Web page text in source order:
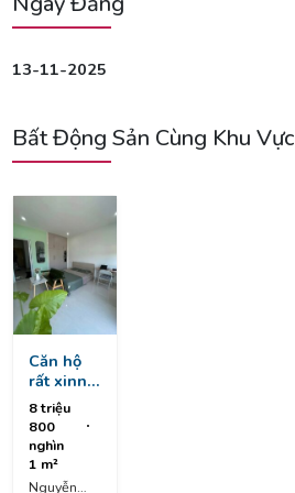
13-11-2025
Bất Động Sản Cùng Khu Vực
Căn hộ
rất xinn
đường
nguyễn
công trứ
- sơn trà
8 triệu
800
nghìn
1 m²
Nguyễn